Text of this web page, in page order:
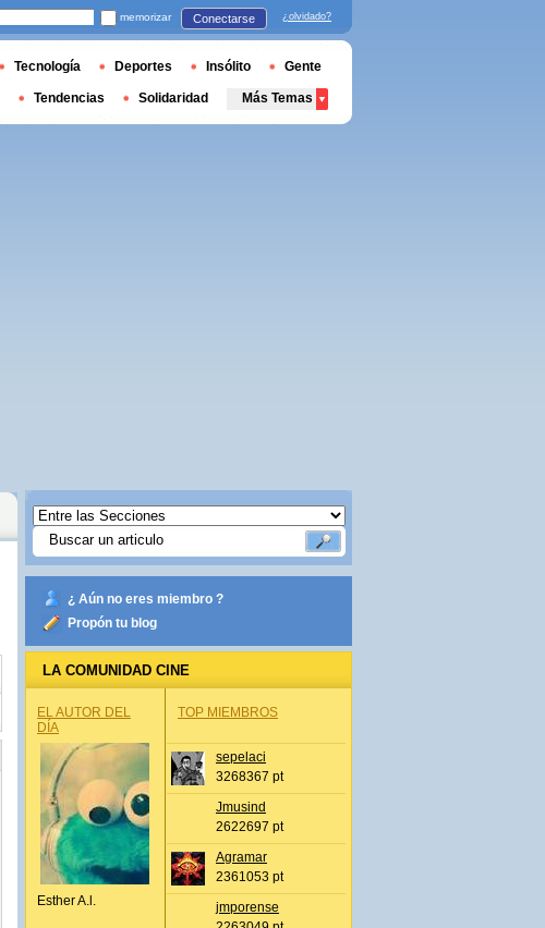
¿ Aún no eres miembro ?
Propón tu blog
LA COMUNIDAD CINE
EL AUTOR DEL
DÍA
Esther A.l.
TOP MIEMBROS
sepelaci
3268367 pt
Jmusind
2622697 pt
Agramar
2361053 pt
jmporense
memorizar Conectarse ¿olvidado?
Tecnología Deportes Insólito Gente
Tendencias Solidaridad Más Temas